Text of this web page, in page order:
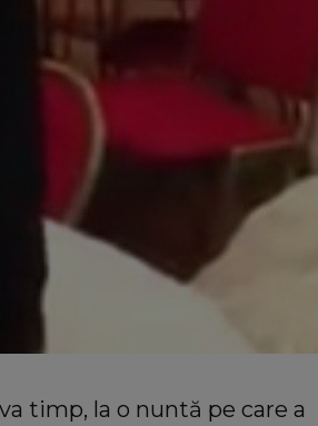
timp, la o nuntă pe care a